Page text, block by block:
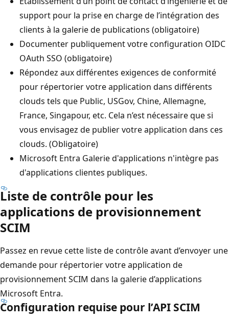
support pour la prise en charge de l’intégration des
clients à la galerie de publications (obligatoire)
Documenter publiquement votre configuration OIDC
OAuth SSO (obligatoire)
Répondez aux différentes exigences de conformité
pour répertorier votre application dans différents
clouds tels que Public, USGov, Chine, Allemagne,
France, Singapour, etc. Cela n’est nécessaire que si
vous envisagez de publier votre application dans ces
clouds. (Obligatoire)
Microsoft Entra Galerie d'applications n'intègre pas
d'applications clientes publiques.
Liste de contrôle pour les
applications de provisionnement
SCIM
Passez en revue cette liste de contrôle avant d’envoyer une
demande pour répertorier votre application de
provisionnement SCIM dans la galerie d’applications
Microsoft Entra.
Configuration requise pour l’API SCIM